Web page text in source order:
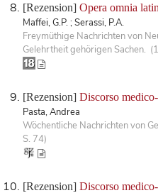
[Rezension] Opera omnia
Maffei, G.P. ; Serassi, P.A.
Freymüthige Nachrichten von
Gelehrtheit gehörigen Sachen.
[Rezension] Discorso
Pasta, Andrea
Wöchentliche Nachrichten von
S. 74)
[Rezension] Discorso